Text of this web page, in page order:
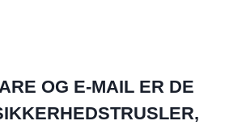
OG E-MAIL ER DE